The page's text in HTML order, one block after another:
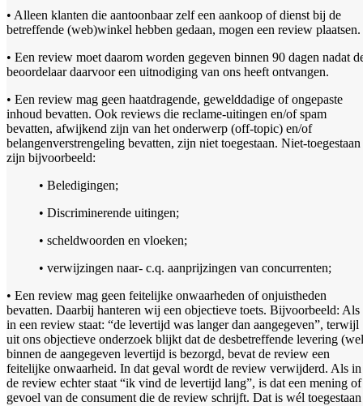
• Alleen klanten die aantoonbaar zelf een aankoop of dienst bij de
betreffende (web)winkel hebben gedaan, mogen een review plaatsen.
• Een review moet daarom worden gegeven binnen 90 dagen nadat
beoordelaar daarvoor een uitnodiging van ons heeft ontvangen.
• Een review mag geen haatdragende, gewelddadige of ongepaste
inhoud bevatten. Ook reviews die reclame-uitingen en/of spam
bevatten, afwijkend zijn van het onderwerp (off-topic) en/of
belangenverstrengeling bevatten, zijn niet toegestaan. Niet-toegestaan
zijn bijvoorbeeld:
• Beledigingen;
• Discriminerende uitingen;
• scheldwoorden en vloeken;
• verwijzingen naar- c.q. aanprijzingen van concurrenten;
• Een review mag geen feitelijke onwaarheden of onjuistheden
bevatten. Daarbij hanteren wij een objectieve toets. Bijvoorbeeld: Als
in een review staat: “de levertijd was langer dan aangegeven”, terwijl
uit ons objectieve onderzoek blijkt dat de desbetreffende levering
binnen de aangegeven levertijd is bezorgd, bevat de review een
feitelijke onwaarheid. In dat geval wordt de review verwijderd. Als in
de review echter staat “ik vind de levertijd lang”, is dat een mening of
gevoel van de consument die de review schrijft. Dat is wél toegestaan